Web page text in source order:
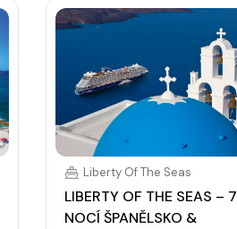
Liberty Of The Seas
LIBERTY OF THE SEAS – 7
NOCÍ ŠPANĚLSKO &